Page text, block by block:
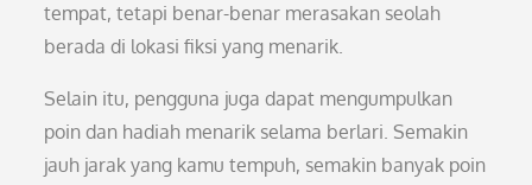
tempat, tetapi benar-benar merasakan seolah
berada di lokasi fiksi yang menarik.
Selain itu, pengguna juga dapat mengumpulkan
poin dan hadiah menarik selama berlari. Semakin
jauh jarak yang kamu tempuh, semakin banyak poin